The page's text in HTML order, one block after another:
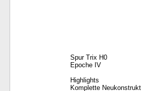
Spur Trix H0
Epoche IV
Highlights
Komplette